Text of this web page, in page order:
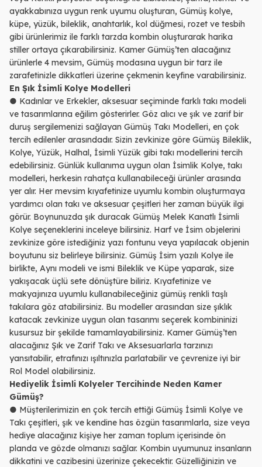
ayakkabınıza uygun renk uyumu oluşturan, Gümüş kolye,
küpe, yüzük, bileklik, anahtarlık, kol düğmesi, rozet ve tesbih
gibi ürünlerimiz ile farklı tarzda kombin oluşturarak harika
stiller ortaya çıkarabilirsiniz. Kamer Gümüş’ten alacağınız
ürünlerle 4 mevsim, Gümüş modasına uygun bir tarz ile
zarafetinizle dikkatleri üzerine çekmenin keyfine varabilirsiniz.
En Şık İsimli Kolye Modelleri
● Kadınlar ve Erkekler, aksesuar seçiminde farklı takı modeli
ve tasarımlarına eğilim gösterirler. Göz alıcı ve şık ve zarif bir
duruş sergilemenizi sağlayan Gümüş Takı Modelleri, en çok
tercih edilenler arasındadır. Sizin zevkinize göre Gümüş Bileklik,
Kolye, Yüzük, Halhal, İsimli Yüzük gibi takı modellerini tercih
edebilirsiniz. Günlük kullanıma uygun olan İsimlik Kolye, takı
modelleri, herkesin rahatça kullanabileceği ürünler arasında
yer alır. Her mevsim kıyafetinize uyumlu kombin oluşturmaya
yardımcı olan takı ve aksesuar çeşitleri her zaman büyük ilgi
görür. Boynunuzda şık duracak Gümüş Melek Kanatlı İsimli
Kolye seçeneklerini inceleye bilirsiniz. Harf ve İsim objelerini
zevkinize göre istediğiniz yazı fontunu veya yapılacak objenin
boyutunu siz belirleye bilirsiniz. Gümüş İsim yazılı Kolye ile
birlikte, Aynı modeli ve ismi Bileklik ve Küpe yaparak, size
yakışacak üçlü sete dönüştüre biliriz. Kıyafetinize ve
makyajınıza uyumlu kullanabileceğiniz gümüş renkli taşlı
takılara göz atabilirsiniz. Bu modeller arasından size şıklık
katacak zevkinize uygun olan tasarımı seçerek kombininizi
kusursuz bir şekilde tamamlayabilirsiniz. Kamer Gümüş’ten
alacağınız Şık ve Zarif Takı ve Aksesuarlarla tarzınızı
yansıtabilir, etrafınızı ışıltınızla parlatabilir ve çevrenize iyi bir
Rol Model olabilirsiniz.
Hediyelik İsimli Kolyeler Tercihinde Neden Kamer
Gümüş?
● Müşterilerimizin en çok tercih ettiği Gümüş İsimli Kolye ve
Takı çeşitleri, şık ve kendine has özgün tasarımlarla, size veya
hediye alacağınız kişiye her zaman toplum içerisinde ön
planda ve gözde olmanızı sağlar. Kombin uyumunuz insanların
dikkatini ve cazibesini üzerinize çekecektir. Güzelliğinizin ve